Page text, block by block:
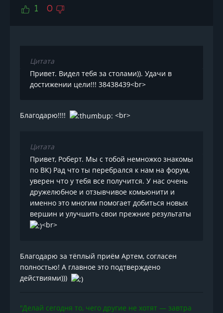
1 0
Цитата
Привет. Видел тебя за столами)). Удачи в
достижении цели!!! 38438439<br>
Благодарю!!!! <br>
Цитата
Привет, Роберт. Мы с тобой немножко знакомы
по ВК) Рад что ты перебрался к нам на форум,
уверен что у тебя все получится. У нас очень
дружелюбное и отзывчивое комьюнити и
именно это многим помогает добиться новых
вершин и улучшить свои прежние результаты
<br>
Благодарю за тёплый приём Артем, согласен
полностью! А главное это подтверждено
действиями)))
"Делай сегодня то, чего другие не хотят — завтра